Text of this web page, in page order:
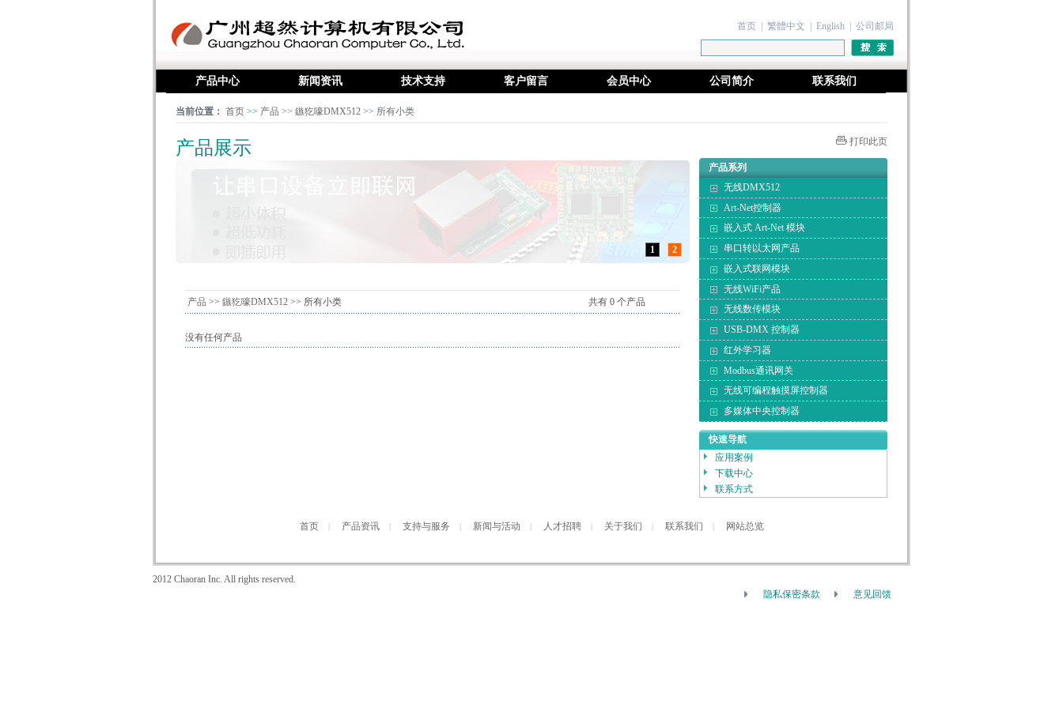
首页 繁體中文 English 公司邮局
产品中心 新闻资讯 技术支持 客户留言 会员中心 公司简介 联系我们
当前位置： 首页 >> 产品 >> 鏃犵嚎DMX512 >> 所有小类
打印此页
产品系列
无线DMX512
Art-Net控制器
嵌入式 Art-Net 模块
串口转以太网产品
嵌入式联网模块
无线WiFi产品
无线数传模块
USB-DMX 控制器
红外学习器
Modbus通讯网关
无线可编程触摸屏控制器
多媒体中央控制器
快速导航
应用案例
下载中心
联系方式
产品展示
1 2
产品 >> 鏃犵嚎DMX512 >> 所有小类 共有 0 个产品
没有任何产品
首页 | 产品资讯 | 支持与服务 | 新闻与活动 | 人才招聘 | 关于我们 | 联系我们 | 网站总览
隐私保密条款 意见回馈
2012 Chaoran Inc. All rights reserved.